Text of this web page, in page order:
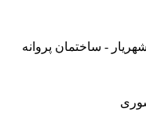
- ساختمان پروانه